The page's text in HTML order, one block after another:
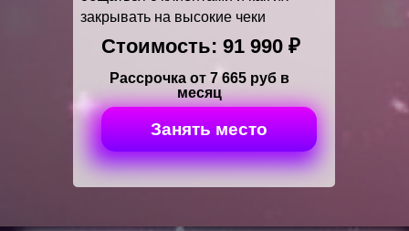
Занять место
закрывать на высокие чеки
Стоимость: 91 990 ₽
Рассрочка от 7 665 руб в
месяц